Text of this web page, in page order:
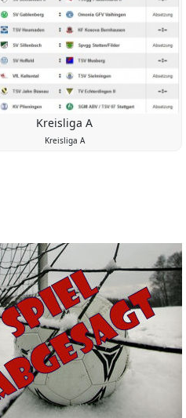
Kreisliga A
Kreisliga A